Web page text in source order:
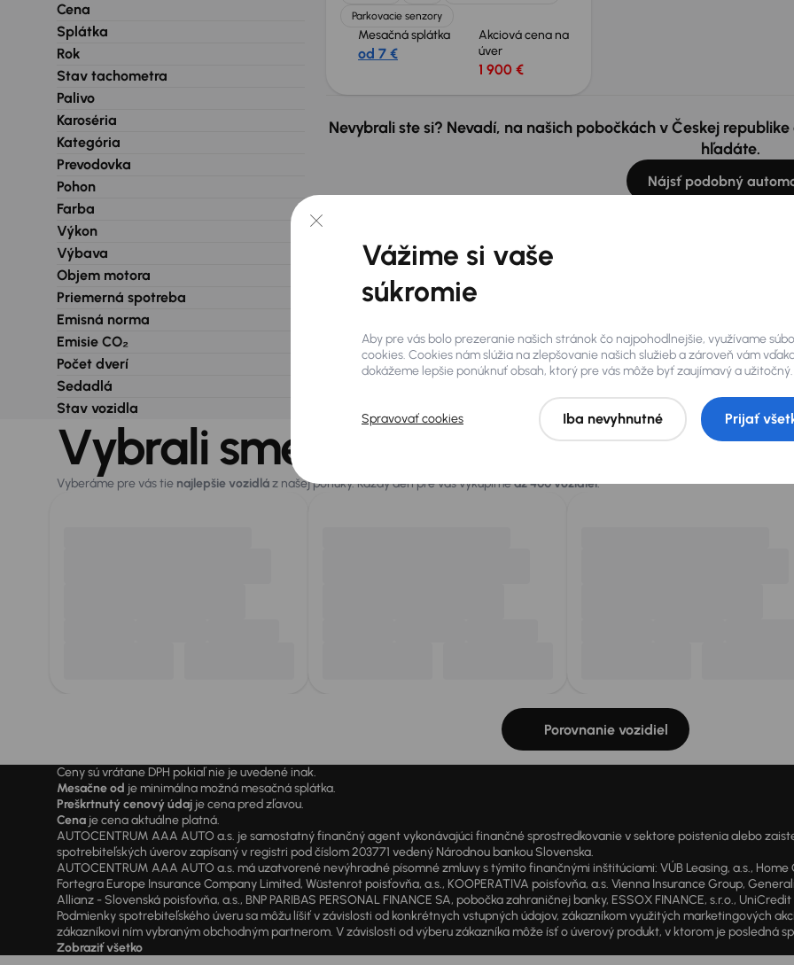
Cena
Splátka
Rok
Stav tachometra
Palivo
Karoséria
Kategória
Prevodovka
Pohon
Farba
Výkon
Výbava
Objem motora
Priemerná spotreba
Emisná norma
Emisie CO₂
Počet dverí
Sedadlá
Stav vozidla
Parkovacie senzory
Mesačná splátka
od 7 €
Akciová cena na
úver
1 900 €
Nevybrali ste si? Nevadí, na našich pobočkách v Českej
hľadáte.
Nájsť podobný
Vybrali sme pre vás
Vyberáme pre vás tie najlepšie vozidláz našej ponuky. Každý deň pre vás vykúpimeaž 400 vozidiel.
Porovnanie vozidiel
Ceny sú vrátane DPH pokiaľ nie je uvedené inak.
Mesačne od je minimálna možná mesačná splátka.
Preškrtnutý cenový údaj je cena pred zľavou.
Cena je cena aktuálne platná.
AUTOCENTRUM AAA AUTO a.s. je samostatný finančný agent vykonávajúci finančné sprostredkovanie v sektore poistenia alebo
spotrebiteľských úverov zapísaný v registri pod číslom 203771 vedený Národnou bankou Slovenska.
AUTOCENTRUM AAA AUTO a.s. má uzatvorené nevýhradné písomné zmluvy s týmito finančnými inštitúciami: VÚB Leasing, a.s.,
Fortegra Europe Insurance Company Limited, Wüstenrot poisťovňa, a.s., KOOPERATIVA poisťovňa, a.s. Vienna Insurance Group,
Allianz - Slovenská poisťovňa, a.s., BNP PARIBAS PERSONAL FINANCE SA, pobočka zahraničnej banky, ESSOX FINANCE, s.r.o.,
Podmienky spotrebiteľského úveru sa môžu líšiť v závislosti od konkrétnych vstupných údajov, zákazníkom využitých marketingových
zákazníkovi ním vybraným obchodným partnerom. V závislosti od výberu zákazníka môže ísť o úverový produkt, v ktorom je posledná
Zobraziť všetko
Vážime si vaše
súkromie
Aby pre vás bolo prezeranie našich stránok čo najpohodlnejšie, využívame
cookies. Cookies nám slúžia na zlepšovanie našich služieb a zároveň vám
dokážeme lepšie ponúknuť obsah, ktorý pre vás môže byť zaujímavý a užitočný.
Spravovať cookies Iba nevyhnutné Prijať